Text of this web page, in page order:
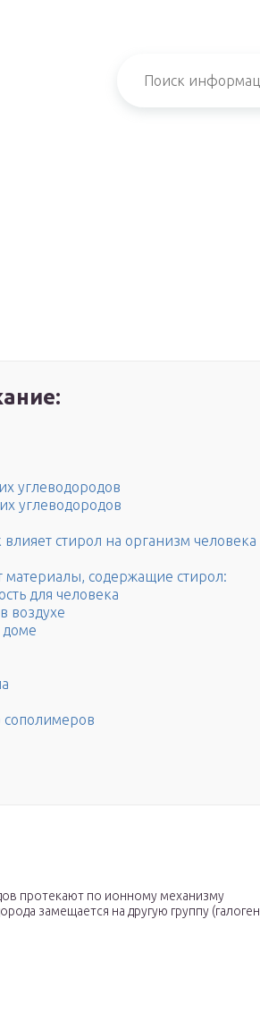
углеводородов
углеводородов
стирол на организм человека
содержащие стирол:
для человека
воздухе
доме
протекают по ионному механизму
замещается на другую группу (галоген,